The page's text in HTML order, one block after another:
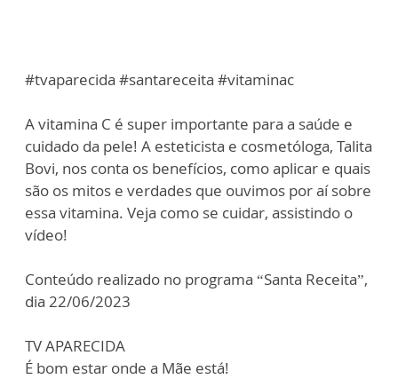
#tvaparecida #santareceita #vitaminac
A vitamina C é super importante para a saúde e
cuidado da pele! A esteticista e cosmetóloga, Talita
Bovi, nos conta os benefícios, como aplicar e quais
são os mitos e verdades que ouvimos por aí sobre
essa vitamina. Veja como se cuidar, assistindo o
vídeo!
Conteúdo realizado no programa “Santa Receita”,
dia 22/06/2023
TV APARECIDA
É bom estar onde a Mãe está!